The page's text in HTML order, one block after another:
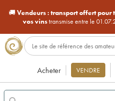
🚚Vendeurs : transport offert pour
vos vinstransmise entre le
Acheter VENDRE